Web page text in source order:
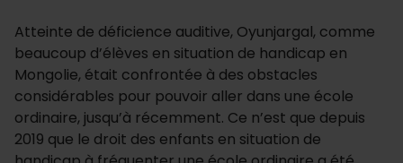
Atteinte de déficience auditive, Oyunjargal, comme
beaucoup d’élèves en situation de handicap en
Mongolie, était confrontée à des obstacles
considérables pour pouvoir aller dans une école
ordinaire, jusqu’à récemment. Ce n’est que depuis
2019 que le droit des enfants en situation de